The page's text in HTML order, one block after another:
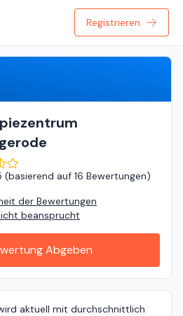
Registrieren
(basierend auf 16 Bewertungen)
der Bewertungen
beansprucht
Abgeben
aktuell mit durchschnittlich